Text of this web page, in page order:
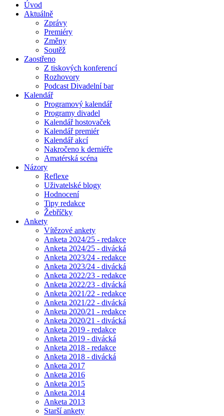
Úvod
Aktuálně
Zprávy
Premiéry
Změny
Soutěž
Zaostřeno
Z tiskových konferencí
Rozhovory
Podcast Divadelní bar
Kalendář
Programový kalendář
Programy divadel
Kalendář hostovaček
Kalendář premiér
Kalendář akcí
Nakročeno k derniéře
Amatérská scéna
Názory
Reflexe
Uživatelské blogy
Hodnocení
Tipy redakce
Žebříčky
Ankety
Vítězové ankety
Anketa 2024/25 - redakce
Anketa 2024/25 - divácká
Anketa 2023/24 - redakce
Anketa 2023/24 - divácká
Anketa 2022/23 - redakce
Anketa 2022/23 - divácká
Anketa 2021/22 - redakce
Anketa 2021/22 - divácká
Anketa 2020/21 - redakce
Anketa 2020/21 - divácká
Anketa 2019 - redakce
Anketa 2019 - divácká
Anketa 2018 - redakce
Anketa 2018 - divácká
Anketa 2017
Anketa 2016
Anketa 2015
Anketa 2014
Anketa 2013
Starší ankety